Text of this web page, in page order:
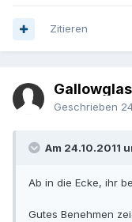
Zitieren
Gallowglas
Geschrieben
Am 24.10.2011
Ab in die Ecke, ihr
Gutes Benehmen